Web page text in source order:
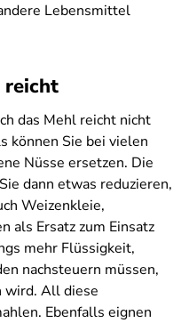
Lebensmittel
reicht
das Mehl reicht nicht
können Sie bei vielen
Nüsse ersetzen. Die
dann etwas reduzieren,
Weizenkleie,
als Ersatz zum Einsatz
mehr Flüssigkeit,
nachsteuern müssen,
wird. All diese
Ebenfalls eignen